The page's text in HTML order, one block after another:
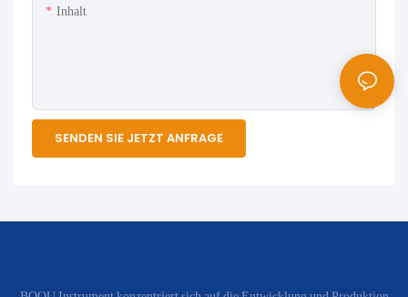
Inhalt
SENDEN SIE JETZT ANFRAGE